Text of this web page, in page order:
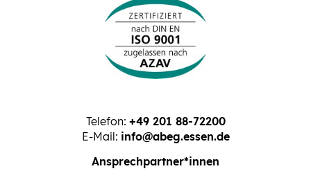
Telefon: +49 201 88-72200
E-Mail: info@abeg.essen.de
Ansprechpartner*innen